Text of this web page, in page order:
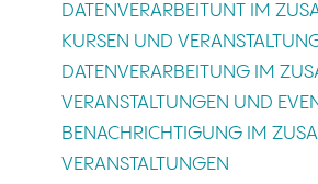
DATENVERARBEITUNT IM
KURSEN UND
DATENVERARBEITUNG IM
VERANSTALTUNGEN UND
BENACHRICHTIGUNG IM
VERANSTALTUNGEN